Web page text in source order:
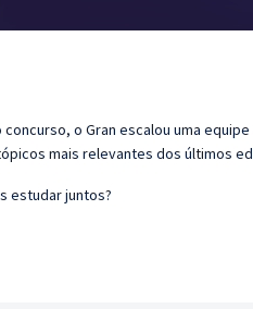
o Gran escalou uma
mais relevantes dos últimos
estudar juntos?